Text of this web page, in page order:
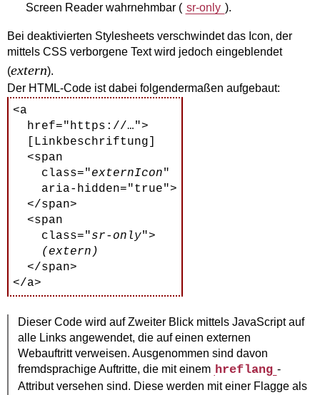
Screen Reader wahrnehmbar ( sr-only ).
Bei deaktivierten Stylesheets verschwindet das Icon, der
mittels CSS verborgene Text wird jedoch eingeblendet
(extern).
Der HTML-Code ist dabei folgendermaßen aufgebaut:
<a
  href="https://…">
  [Linkbeschriftung]
  <span
    class="
externIcon"
    aria-hidden="true">
  </span>
  <span
    class="
sr-only">
(extern)
  </span>
Dieser Code wird auf Zweiter Blick mittels JavaScript auf
alle Links angewendet, die auf einen externen
Webauftritt verweisen. Ausgenommen sind davon
fremdsprachige Auftritte, die mit einem hreflang -
Attribut versehen sind. Diese werden mit einer Flagge als